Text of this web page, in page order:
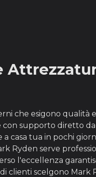
che esigono qualità
con supporto diretto
casa tua in pochi
Ryden serve
l'eccellenza
clienti scelgono Mark